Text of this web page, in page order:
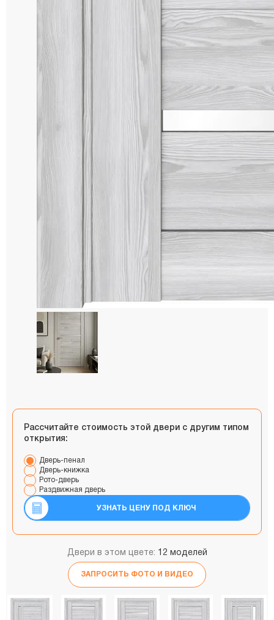
Рассчитайте стоимость этой двери с другим типом
открытия:
Дверь-пенал
Дверь-книжка
Рото-дверь
Раздвижная дверь
УЗНАТЬ ЦЕНУ ПОД КЛЮЧ
Двери в этом цвете: 12 моделей
ЗАПРОСИТЬ ФОТО И ВИДЕО